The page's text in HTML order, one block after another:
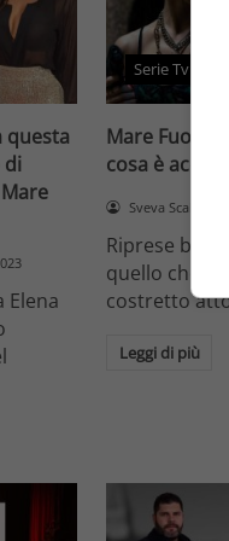
questa
di
Elena
Serie Tv e
Mare Fuori,
cosa è
Sveva Scalvenzi
Riprese
quello che è
costretto
Leggi di più